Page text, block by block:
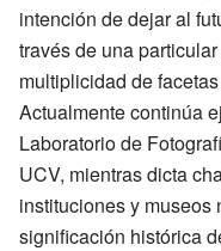
intención de dejar al
través de una
multiplicidad de
Actualmente continúa
Laboratorio de
UCV, mientras dicta
instituciones y museos
significación histórica